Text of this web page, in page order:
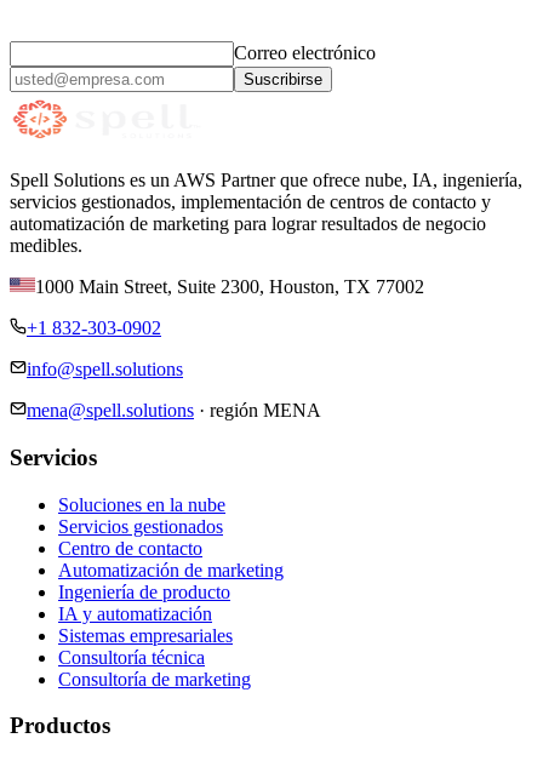
Correo electrónico
Suscribirse
Spell Solutions es un AWS Partner que ofrece nube, IA, ingeniería,
servicios gestionados, implementación de centros de contacto y
automatización de marketing para lograr resultados de negocio
medibles.
1000 Main Street, Suite 2300, Houston, TX 77002
+1 832-303-0902
info@spell.solutions
mena@spell.solutions · región MENA
Servicios
Soluciones en la nube
Servicios gestionados
Centro de contacto
Automatización de marketing
Ingeniería de producto
IA y automatización
Sistemas empresariales
Consultoría técnica
Consultoría de marketing
Productos